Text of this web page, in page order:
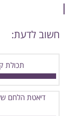
חשוב לדעת:
תכולת
דיאטת הלחם